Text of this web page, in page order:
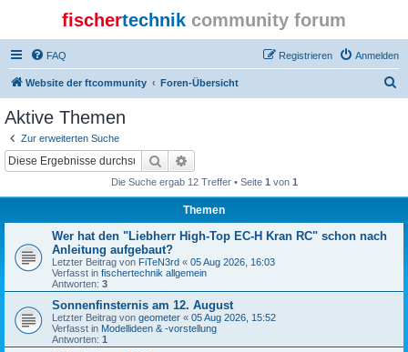
fischertechnik community forum
FAQ Anmelden
Registrieren
Website der ftcommunity Foren-Übersicht
Aktive Themen
Zur erweiterten Suche
Suche
Die Suche ergab 12 Treffer • Seite 1 von 1
Themen
Wer hat den "Liebherr High-Top EC-H Kran RC" schon nach
Anleitung aufgebaut?
Letzter Beitrag von FiTeN3rd « 05 Aug 2026, 16:03
Verfasst in fischertechnik allgemein
Antworten: 3
Sonnenfinsternis am 12. August
Letzter Beitrag von geometer « 05 Aug 2026, 15:52
Verfasst in Modellideen & -vorstellung
Antworten: 1